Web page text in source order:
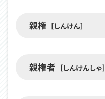
親権 ［しんけん］
親権者 ［しんけんしゃ］